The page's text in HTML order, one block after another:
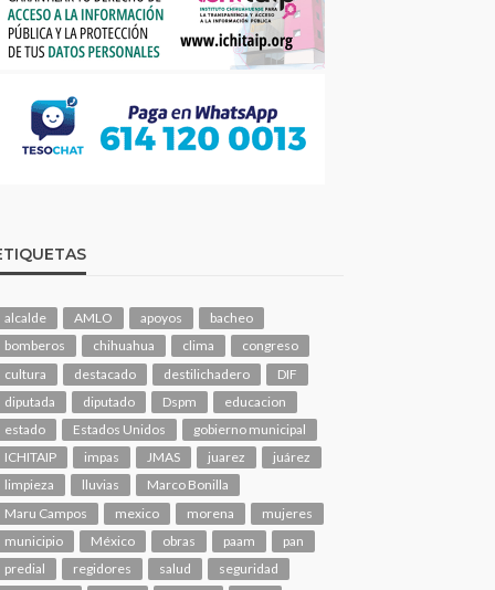
alcalde AMLO apoyos
bacheo
bomberos
chihuahua clima
congreso
cultura
destacado destilichadero
DIF
diputada
diputado Dspm
educacion
estado
Estados Unidos
gobierno municipal
ICHITAIP
impas JMAS juarez
juárez
limpieza
lluvias
Marco Bonilla
Maru Campos
mexico morena
mujeres
municipio
México obras paam
pan
predial
regidores salud
seguridad